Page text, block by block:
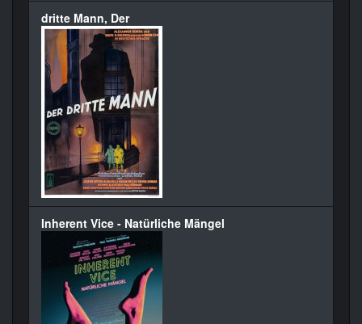
dritte Mann, Der
Inherent Vice - Natürliche Mängel